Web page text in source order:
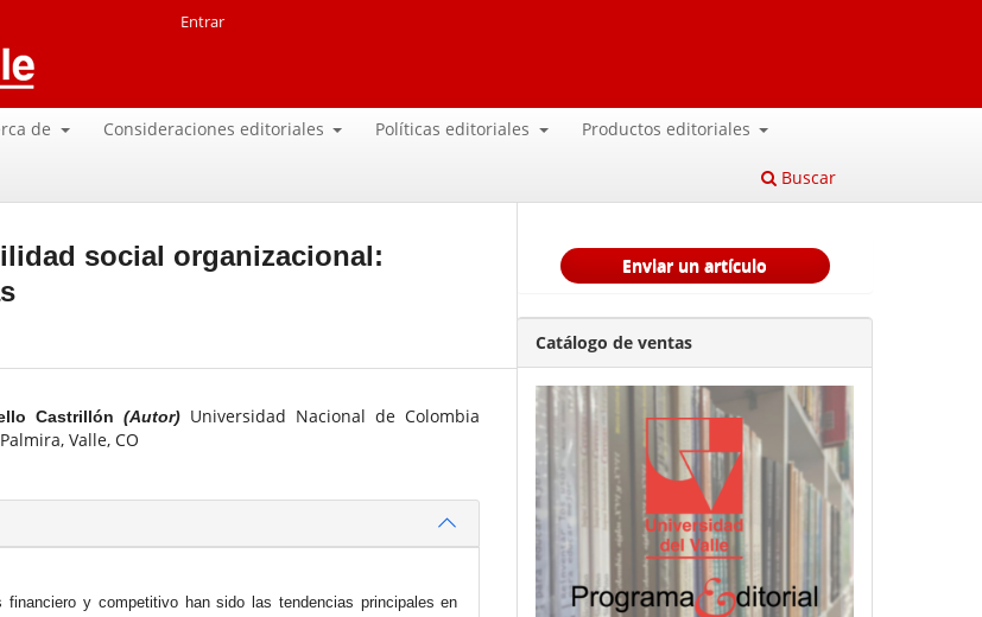
de Consideraciones editoriales Políticas editoriales Productos editoriales
Buscar
Entrar
social organizacional:
Castrillón (Autor) Universidad Nacional de Colombia
Valle, CO
financiero y competitivo han sido las tendencias principales en
Enviar un artículo
Catálogo de ventas